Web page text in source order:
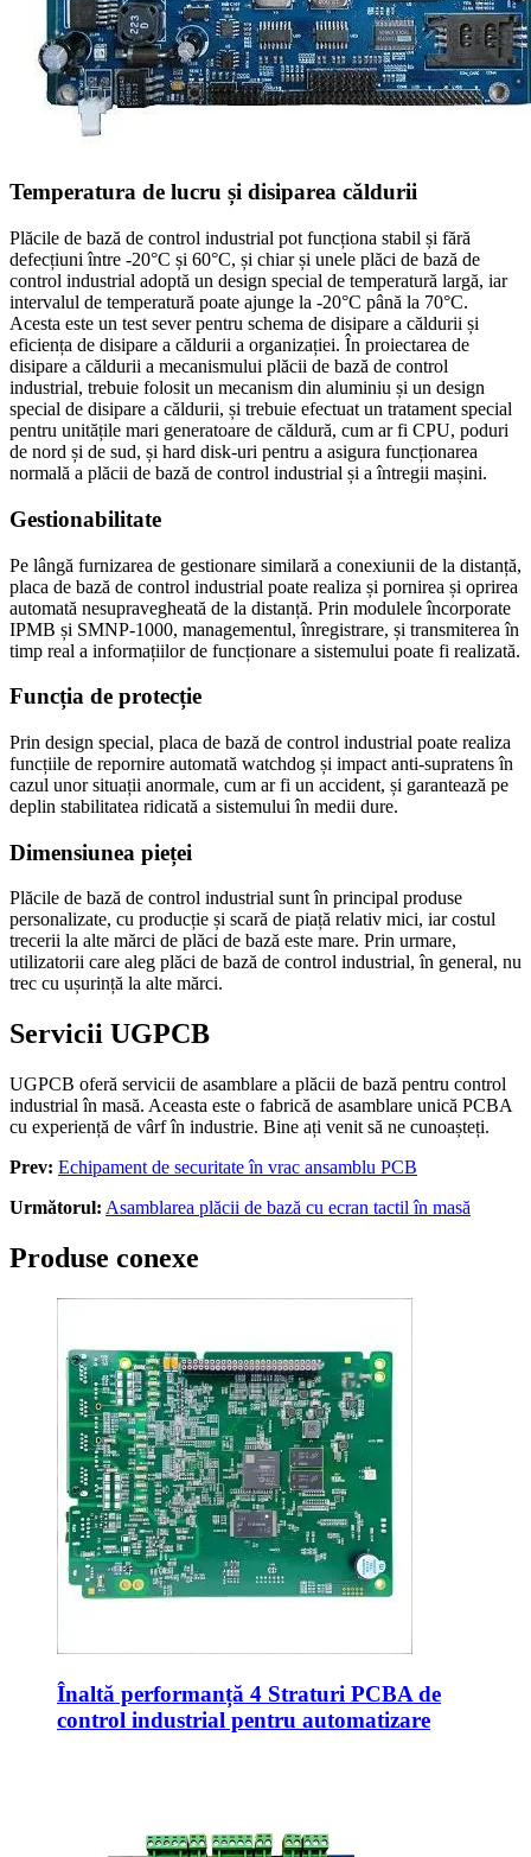
Temperatura de lucru și disiparea căldurii
Plăcile de bază de control industrial pot funcționa stabil și fără
defecțiuni între -20°C și 60°C, și chiar și unele plăci de bază de
control industrial adoptă un design special de temperatură largă, iar
intervalul de temperatură poate ajunge la -20°C până la 70°C.
Acesta este un test sever pentru schema de disipare a căldurii și
eficiența de disipare a căldurii a organizației. În proiectarea de
disipare a căldurii a mecanismului plăcii de bază de control
industrial, trebuie folosit un mecanism din aluminiu și un design
special de disipare a căldurii, și trebuie efectuat un tratament special
pentru unitățile mari generatoare de căldură, cum ar fi CPU, poduri
de nord și de sud, și hard disk-uri pentru a asigura funcționarea
normală a plăcii de bază de control industrial și a întregii mașini.
Gestionabilitate
Pe lângă furnizarea de gestionare similară a conexiunii de la distanță,
placa de bază de control industrial poate realiza și pornirea și oprirea
automată nesupravegheată de la distanță. Prin modulele încorporate
IPMB și SMNP-1000, managementul, înregistrare, și transmiterea în
timp real a informațiilor de funcționare a sistemului poate fi realizată.
Funcția de protecție
Prin design special, placa de bază de control industrial poate realiza
funcțiile de repornire automată watchdog și impact anti-supratens în
cazul unor situații anormale, cum ar fi un accident, și garantează pe
deplin stabilitatea ridicată a sistemului în medii dure.
Dimensiunea pieței
Plăcile de bază de control industrial sunt în principal produse
personalizate, cu producție și scară de piață relativ mici, iar costul
trecerii la alte mărci de plăci de bază este mare. Prin urmare,
utilizatorii care aleg plăci de bază de control industrial, în general, nu
trec cu ușurință la alte mărci.
Servicii UGPCB
UGPCB oferă servicii de asamblare a plăcii de bază pentru control
industrial în masă. Aceasta este o fabrică de asamblare unică PCBA
cu experiență de vârf în industrie. Bine ați venit să ne cunoașteți.
Prev: Echipament de securitate în vrac ansamblu PCB
Următorul: Asamblarea plăcii de bază cu ecran tactil în masă
Produse conexe
Înaltă performanță 4 Straturi PCBA de
control industrial pentru automatizare